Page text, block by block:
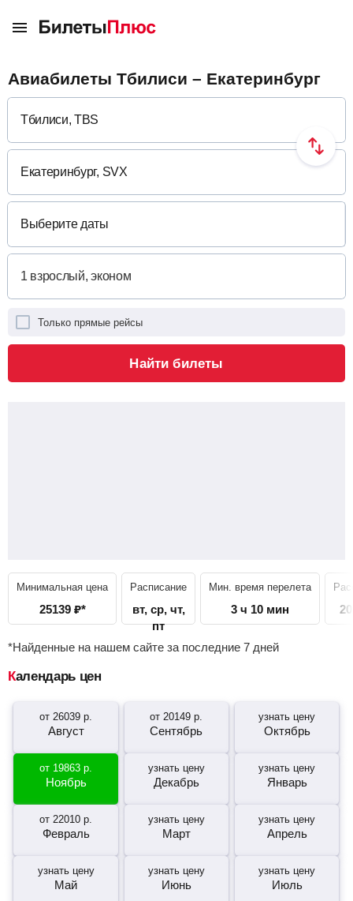
Авиабилеты Тбилиси – Екатеринбург
Выберите даты
Только прямые рейсы
Найти билеты
Минимальная цена
25139 ₽*
Расписание
вт, ср, чт,
пт
Мин. время перелета
3 ч 10 мин
*Найденные на нашем сайте за последние 7 дней
Календарь цен
от26039 р.
Август
от20149 р.
Сентябрь
узнать цену
Октябрь
от 19863 р.
Ноябрь
узнать цену
Декабрь
узнать цену
Январь
от22010 р.
Февраль
узнать цену
Март
узнать цену
Апрель
узнать цену
Май
узнать цену
Июнь
узнать цену
Июль